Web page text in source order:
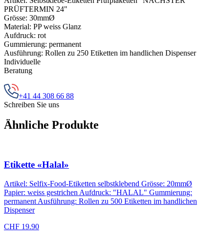
PRÜFTERMIN 24"
Grösse: 30mmØ
Material: PP weiss Glanz
Aufdruck: rot
Gummierung: permanent
Ausführung: Rollen zu 250 Etiketten im handlichen Dispenser
Individuelle
Beratung
+41 44 308 66 88
Schreiben Sie uns
Ähnliche Produkte
Etikette «Halal»
Artikel: Selfix-Food-Etiketten selbstklebend Grösse: 20mmØ
Papier: weiss gestrichen Aufdruck: "HALAL" Gummierung:
permanent Ausführung: Rollen zu 500 Etiketten im handlichen
Dispenser
CHF 19.90